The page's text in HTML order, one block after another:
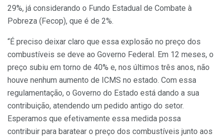
29%, já considerando o Fundo Estadual de Combate à
Pobreza (Fecop), que é de 2%.
“É preciso deixar claro que essa explosão no preço dos
combustíveis se deve ao Governo Federal. Em 12 meses, o
preço subiu em torno de 40% e, nos últimos três anos, não
houve nenhum aumento de ICMS no estado. Com essa
regulamentação, o Governo do Estado está dando a sua
contribuição, atendendo um pedido antigo do setor.
Esperamos que efetivamente essa medida possa
contribuir para baratear o preço dos combustíveis junto aos